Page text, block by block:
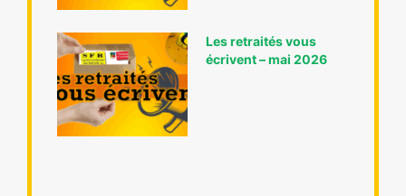
Les retraités vous
écrivent – mai 2026